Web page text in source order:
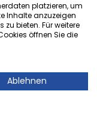
®, das es
gibt,
platzieren, um
Inhalte anzuzeigen
bieten. Für weitere
öffnen Sie die
Ablehnen